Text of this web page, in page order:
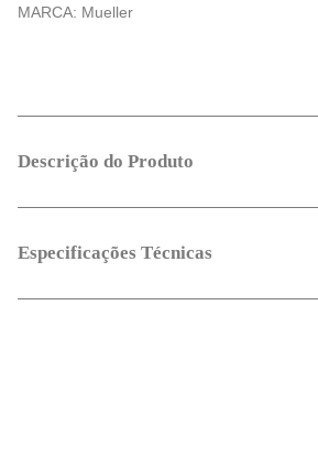
MARCA: Mueller
Descrição do Produto
Especificações Técnicas